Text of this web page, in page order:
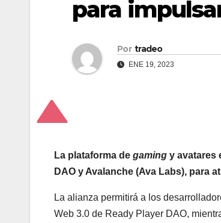
para
Por tradeo
ENE 19, 2023
La plataforma de gaming y avatares
DAO y Avalanche (Ava Labs), para
La alianza permitirá a los
Web 3.0 de Ready Player DAO,